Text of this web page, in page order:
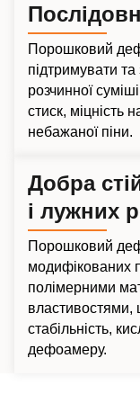
Порошковий
підтримувати
розчинної
стиск, міцність
небажаної піни.
Добра
і лужних
Порошковий
модифікованих
полімерними
властивостями,
стабільність,
дефоамеру.